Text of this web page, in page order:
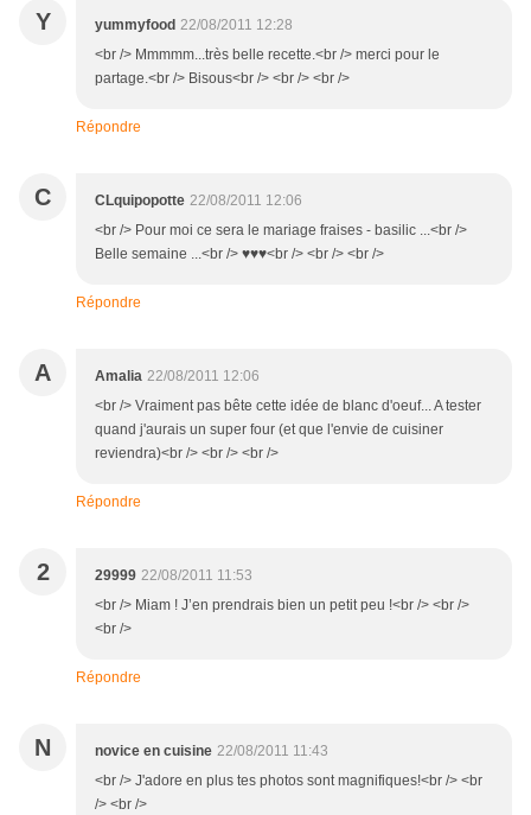
Y yummyfood 22/08/2011 12:28
<br /> Mmmmm...très belle recette.<br /> merci pour le
partage.<br /> Bisous<br /> <br /> <br />
Répondre
C CLquipopotte 22/08/2011 12:06
<br /> Pour moi ce sera le mariage fraises - basilic ...<br />
Belle semaine ...<br /> ♥♥♥<br /> <br /> <br />
Répondre
A Amalia 22/08/2011 12:06
<br /> Vraiment pas bête cette idée de blanc d'oeuf... A tester
quand j'aurais un super four (et que l'envie de cuisiner
reviendra)<br /> <br /> <br />
Répondre
2 29999 22/08/2011 11:53
<br /> Miam ! J’en prendrais bien un petit peu !<br /> <br />
<br />
Répondre
N novice en cuisine 22/08/2011 11:43
<br /> J'adore en plus tes photos sont magnifiques!<br /> <br
/> <br />